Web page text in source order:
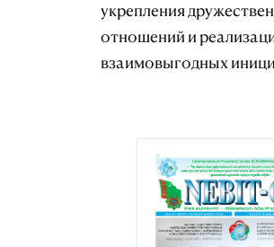
укрепления
отношений и
взаимовыгодных